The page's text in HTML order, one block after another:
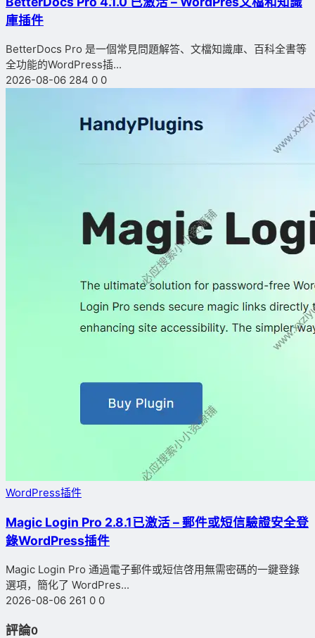
庫插件
BetterDocs Pro 是一個常見問題解答、文檔知識庫、百科全書等
全功能的WordPress插...
2026-08-06 284 0 0
WordPress插件
Magic Login Pro 2.8.1已激活 – 郵件或短信驗證安全登
錄WordPress插件
Magic Login Pro 通過電子郵件或短信啓用無需密碼的一鍵登錄
選項，簡化了 WordPres...
2026-08-06 261 0 0
評論0